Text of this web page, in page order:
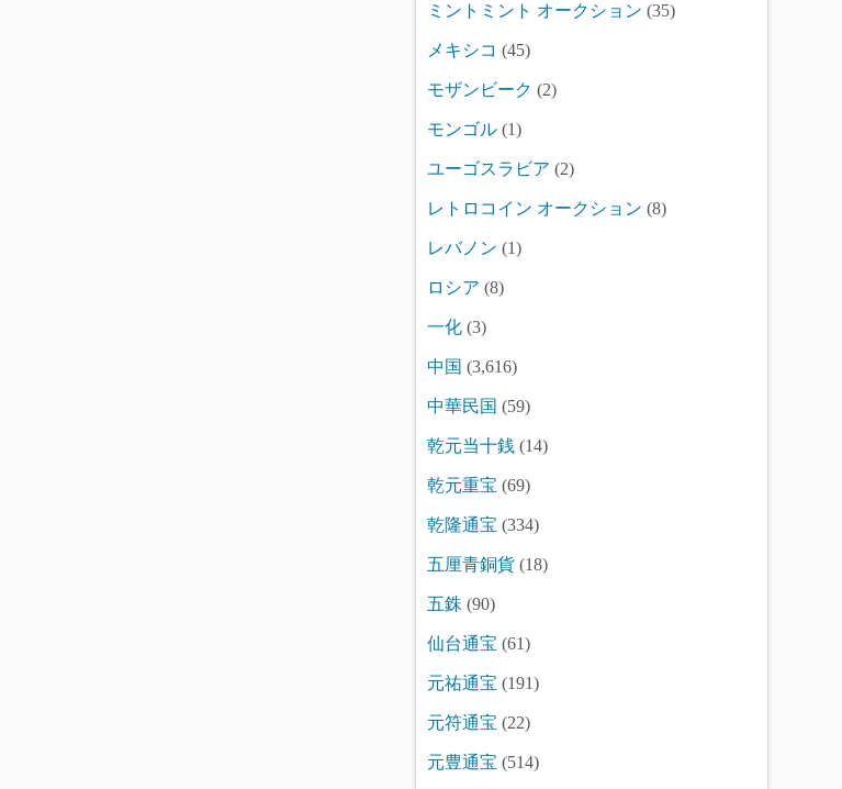
ミントミント オークション (35)
メキシコ (45)
モザンビーク (2)
モンゴル (1)
ユーゴスラビア (2)
レトロコイン オークション (8)
レバノン (1)
ロシア (8)
一化 (3)
中国 (3,616)
中華民国 (59)
乾元当十銭 (14)
乾元重宝 (69)
乾隆通宝 (334)
五厘青銅貨 (18)
五銖 (90)
仙台通宝 (61)
元祐通宝 (191)
元符通宝 (22)
元豊通宝 (514)